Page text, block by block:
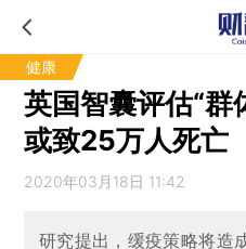
健康
英国智囊评估“群
或致25万人死亡
2020年03月18日 11:42
研究提出，缓疫策略将造